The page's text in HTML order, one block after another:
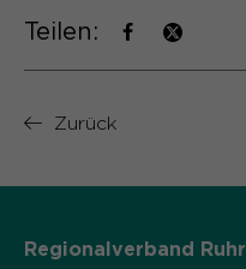
Laufzeit 1 Monat
Zweck
Teilen:
Zurück
Regionalverband Ruhr